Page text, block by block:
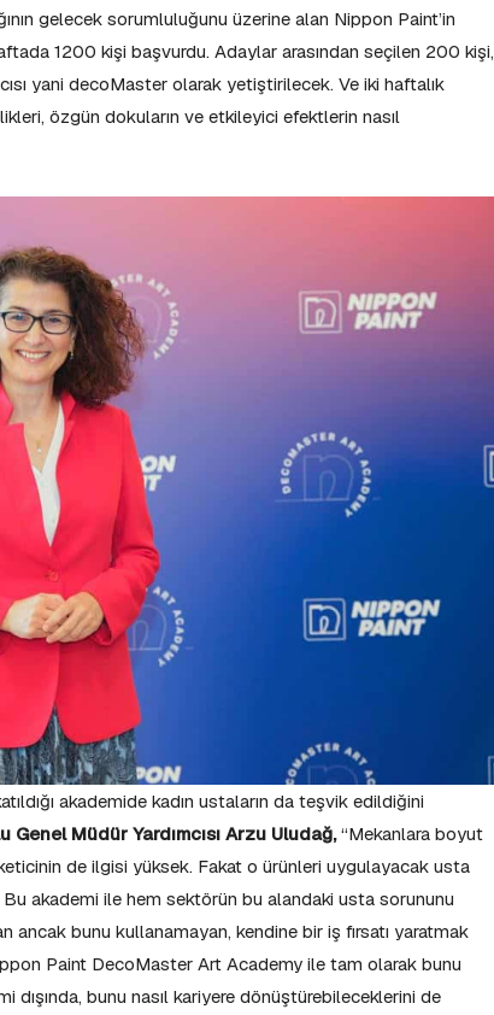
gelecek sorumluluğunu üzerine alan Nippon Paint’in
1200 kişi başvurdu. Adaylar arasından seçilen 200 kişi,
yani decoMaster olarak yetiştirilecek. Ve iki haftalık
özgün dokuların ve etkileyici efektlerin nasıl
akademide kadın ustaların da teşvik edildiğini
Müdür Yardımcısı Arzu Uludağ,“Mekanlara boyut
de ilgisi yüksek. Fakat o ürünleri uygulayacak usta
akademi ile hem sektörün bu alandaki usta sorununu
ancak bunu kullanamayan, kendine bir iş fırsatı yaratmak
Paint DecoMaster Art Academy ile tam olarak bunu
dışında, bunu nasıl kariyere dönüştürebileceklerini de